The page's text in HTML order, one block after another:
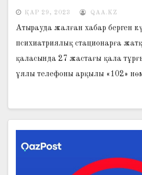
ҚАР 29, 2023 QAA.KZ
Атырауда жалған хабар берген
психиатриялық стационарға
қаласында 27 жастағы қала
ұялы телефоны арқылы «102»